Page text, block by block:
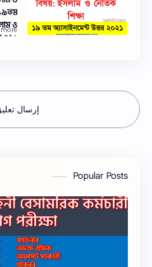
ও
إرسال
Popular Posts